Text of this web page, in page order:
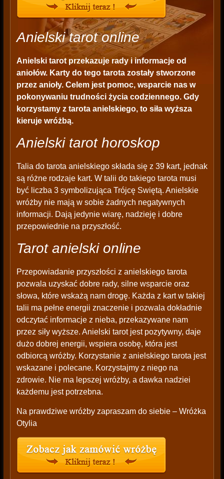
Anielski tarot online
Anielski tarot przekazuje rady i informacje od
aniołów. Karty do tego tarota zostały stworzone
przez anioły. Celem jest pomoc, wsparcie nas w
pokonywaniu trudności życia codziennego. Gdy
korzystamy z tarota anielskiego, to siła wyższa
kieruje wróżbą.
Anielski tarot horoskop
Talia do tarota anielskiego składa się z 39 kart, jednak
są różne rodzaje kart. W talii do takiego tarota musi
być liczba 3 symbolizująca Trójcę Swiętą. Anielskie
wróżby nie mają w sobie żadnych negatywnych
informacji. Dają jedynie wiarę, nadzieję i dobre
przepowiednie na przyszłość.
Tarot anielski online
Przepowiadanie przyszłości z anielskiego tarota
pozwala uzyskać dobre rady, silne wsparcie oraz
słowa, które wskażą nam drogę. Każda z kart w takiej
talii ma pełne energii znaczenie i pozwala dokładnie
odczytać informacje z nieba, przekazywane nam
przez siły wyższe. Anielski tarot jest pozytywny, daje
dużo dobrej energii, wspiera osobę, która jest
odbiorcą wróżby. Korzystanie z anielskiego tarota jest
wskazane i polecane. Korzystajmy z niego na
zdrowie. Nie ma lepszej wróżby, a dawka nadziei
każdemu jest potrzebna.
Na prawdziwe wróżby zapraszam do siebie – Wróżka
Otylia